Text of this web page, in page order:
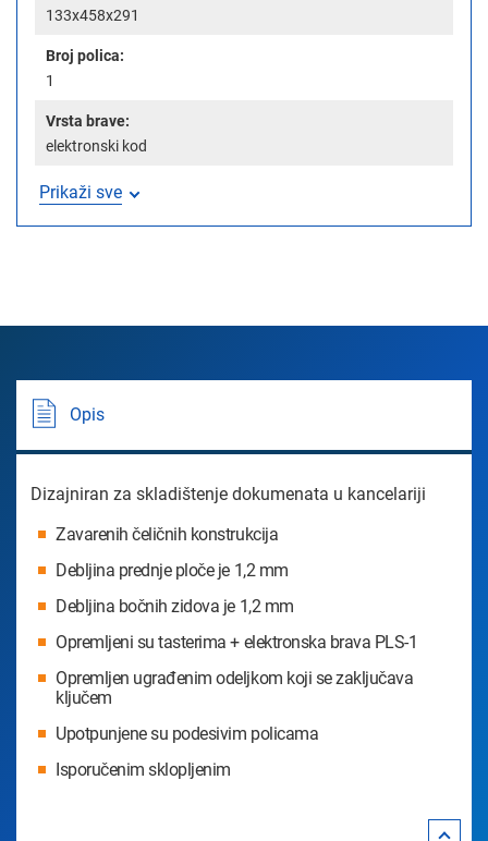
133x458x291
Broj polica:
1
Vrsta brave:
elektronski kod
Prikaži sve
Opis
Dizajniran za skladištenje dokumenata u kancelariji
Zavarenih čeličnih konstrukcija
Debljina prednje ploče je 1,2 mm
Debljina bočnih zidova je 1,2 mm
Opremljeni su tasterima + elektronska brava PLS-1
Opremljen ugrađenim odeljkom koji se zaključava
ključem
Upotpunjene su podesivim policama
Isporučenim sklopljenim